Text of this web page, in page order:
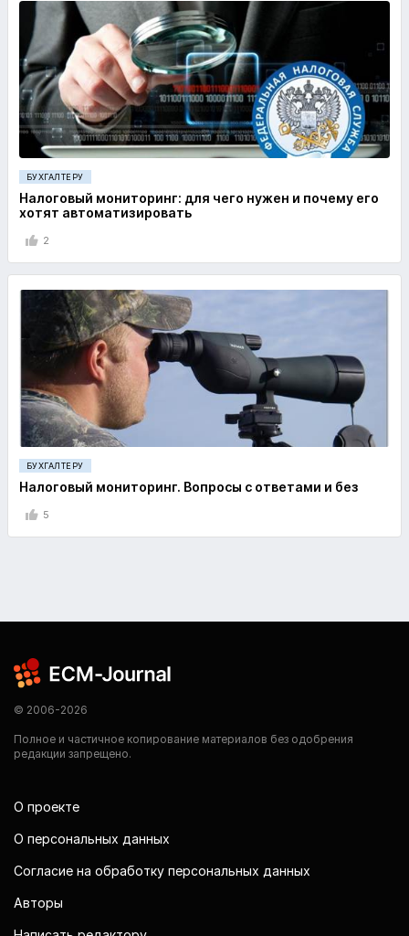
БУХГАЛТЕРУ
Налоговый мониторинг: для чего нужен и почему его
хотят автоматизировать
2
БУХГАЛТЕРУ
Налоговый мониторинг. Вопросы с ответами и без
5
© 2006-2026
Полное и частичное копирование материалов без одобрения
редакции запрещено.
О проекте
О персональных данных
Согласие на обработку персональных данных
Авторы